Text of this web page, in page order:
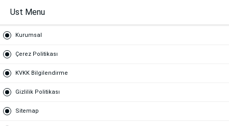
Ust Menu
Kurumsal
Çerez Politikası
KVKK Bilgilendirme
Gizlilik Politikası
Sitemap